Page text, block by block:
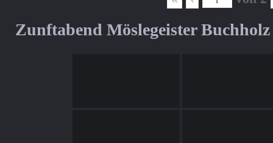
Zunftabend Möslegeister Buchholz